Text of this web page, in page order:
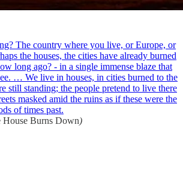
The country where you live, or Europe, or
the houses, the cities have already burned
long ago? - in a single immense blaze that
… We live in houses, in cities burned to the
still standing; the people pretend to live there
masked amid the ruins as if these were the
of times past.
House Burns Down)